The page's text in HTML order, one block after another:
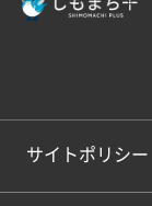
サイトポリシー